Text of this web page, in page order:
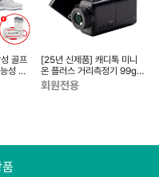
골프
성 플
[25년 신제품] 캐디톡 미니
온 플러스 거리측정기 99g
초경량 삼각측정 레이저
회원전용